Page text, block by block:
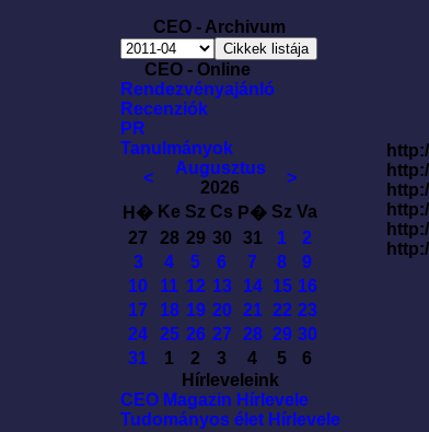
CEO - Archivum
CEO - Online
Rendezvényajánló
Recenziók
PR
Tanulmányok
<
Augusztus
2026
>
H� Ke Sz Cs P� Sz Va
27
28 29 30 31 1
2
3
4 5 6 7 8
9
10
11 12 13 14 15 16
17
18 19 20 21 22 23
24
25 26 27 28 29 30
31
1 2 3 4 5
6
Hírleveleink
CEO Magazin Hírlevele
Tudományos élet Hírlevele